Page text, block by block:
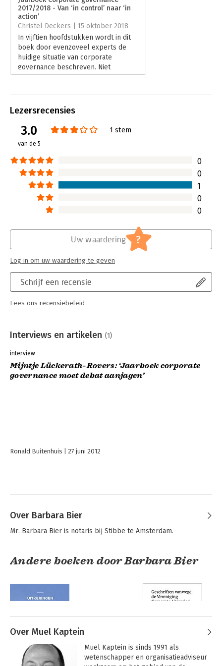
Druk:
1
Verschijningsdatum:
Hoofdrubriek:
Juridisch
Jongbloed:
Algemene beginselen van behoorlijk
ondernemingsbestuur[corporate
governance]
2017/2018 - Van ‘in control’ naar ‘in
action’
Christel Deckers | 15 oktober 2018
In vijftien hoofdstukken wordt in dit
boek door evenzoveel experts de
huidige situatie van corporate
governance beschreven. Niet
specifiek voor zorg of onderwijs maar
grote bv’s.
Lees verder
Lezersrecensies
3.0
van de 5
1 stem
0
0
1
0
0
Schrijf een recensie
Lees ons recensiebeleid
Uw waardering ?
Log in om uw waardering te geven
Interviews en artikelen (1)
interview
Mijntje Lückerath-Rovers: ‘Jaarboek corporate
governance moet debat aanjagen’
Ronald Buitenhuis 27 juni 2012
Over Barbara Bier
Mr. Barbara Bier is notaris bij Stibbe te Amsterdam.
Andere boeken door Barbara Bier
Over Muel Kaptein
Muel Kaptein is sinds 1991 als
wetenschapper en organisatieadviseur